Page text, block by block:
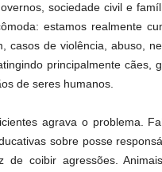
sociedade civil e
estamos realmente
casos de violência, abuso,
principalmente cães,
de seres humanos.
agrava o problema.
sobre posse
de coibir agressões.